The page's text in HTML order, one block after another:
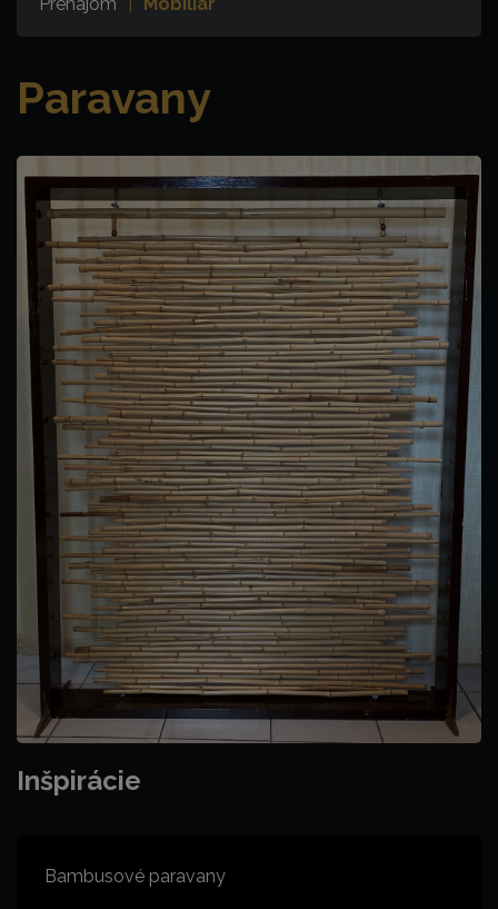
Paravany
Inšpirácie
Bambusové paravany